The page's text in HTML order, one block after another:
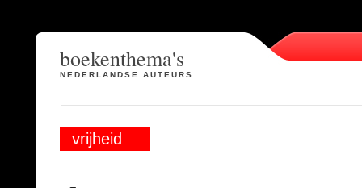
boekenthema's
NEDERLANDSE AUTEURS
vrijheid